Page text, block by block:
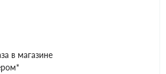
в магазине